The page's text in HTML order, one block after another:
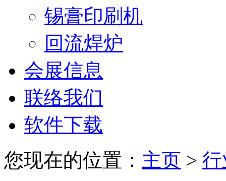
锡膏印刷机
回流焊炉
会展信息
联络我们
软件下载
您现在的位置： 主页 >